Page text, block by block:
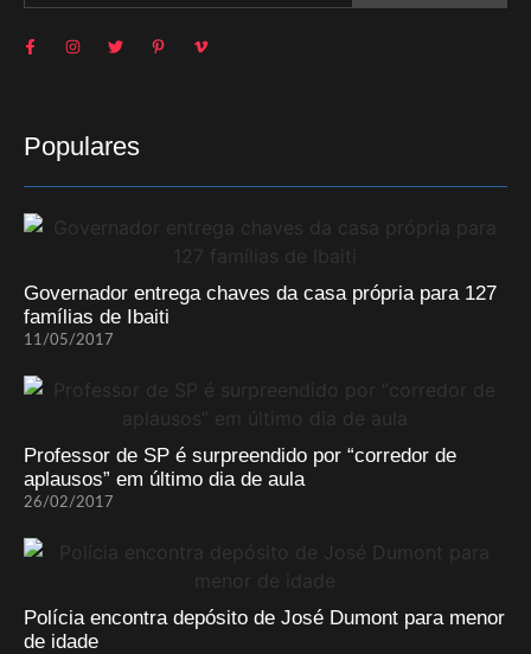
Populares
Governador entrega chaves da casa própria para 127
famílias de Ibaiti
11/05/2017
Professor de SP é surpreendido por “corredor de
aplausos” em último dia de aula
26/02/2017
Polícia encontra depósito de José Dumont para menor
de idade